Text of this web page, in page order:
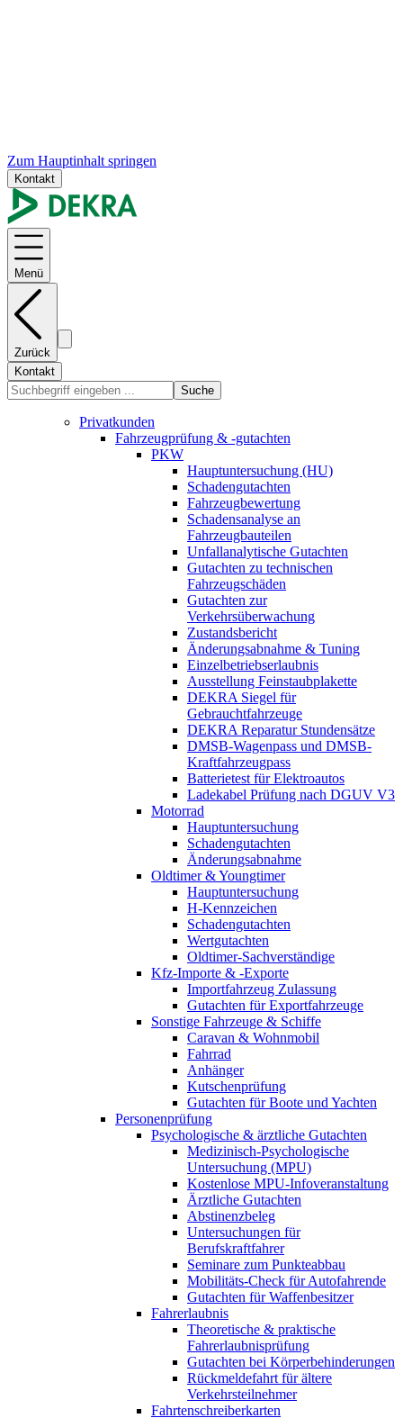
Zum Hauptinhalt springen
Kontakt
Menü
Zurück
Kontakt
Suche
Privatkunden
Fahrzeugprüfung & -gutachten
PKW
Hauptuntersuchung (HU)
Schadengutachten
Fahrzeugbewertung
Schadensanalyse an
Fahrzeugbauteilen
Unfallanalytische Gutachten
Gutachten zu technischen
Fahrzeugschäden
Gutachten zur
Verkehrsüberwachung
Zustandsbericht
Änderungsabnahme & Tuning
Einzelbetriebserlaubnis
Ausstellung Feinstaubplakette
DEKRA Siegel für
Gebrauchtfahrzeuge
DEKRA Reparatur Stundensätze
DMSB-Wagenpass und DMSB-
Kraftfahrzeugpass
Batterietest für Elektroautos
Ladekabel Prüfung nach DGUV V3
Motorrad
Hauptuntersuchung
Schadengutachten
Änderungsabnahme
Oldtimer & Youngtimer
Hauptuntersuchung
H-Kennzeichen
Schadengutachten
Wertgutachten
Oldtimer-Sachverständige
Kfz-Importe & -Exporte
Importfahrzeug Zulassung
Gutachten für Exportfahrzeuge
Sonstige Fahrzeuge & Schiffe
Caravan & Wohnmobil
Fahrrad
Anhänger
Kutschenprüfung
Gutachten für Boote und Yachten
Personenprüfung
Psychologische & ärztliche Gutachten
Medizinisch-Psychologische
Untersuchung (MPU)
Kostenlose MPU-Infoveranstaltung
Ärztliche Gutachten
Abstinenzbeleg
Untersuchungen für
Berufskraftfahrer
Seminare zum Punkteabbau
Mobilitäts-Check für Autofahrende
Gutachten für Waffenbesitzer
Fahrerlaubnis
Theoretische & praktische
Fahrerlaubnisprüfung
Gutachten bei Körperbehinderungen
Rückmeldefahrt für ältere
Verkehrsteilnehmer
Fahrtenschreiberkarten